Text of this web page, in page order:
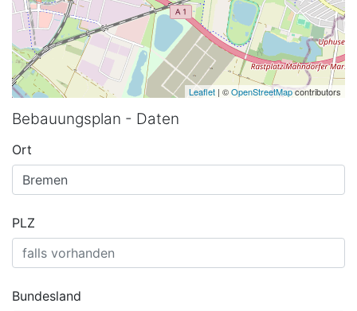
Leaflet | ©OpenStreetMapcontributors
Bebauungsplan - Daten
Ort
PLZ
Bundesland